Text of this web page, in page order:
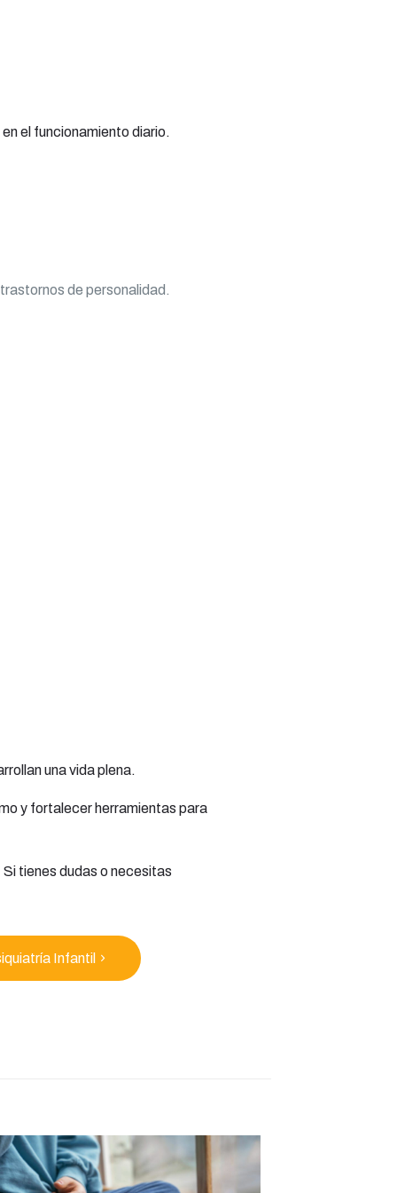
el funcionamiento diario.
de personalidad.
una vida plena.
y fortalecer herramientas para
tienes dudas o necesitas
Infantil